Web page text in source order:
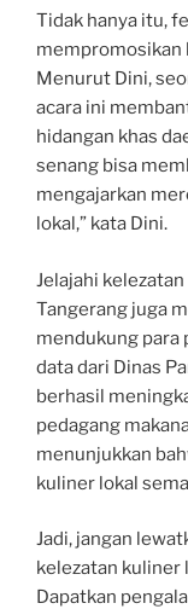
Tidak hanya itu,
mempromosikan
Menurut Dini,
acara ini
hidangan khas
senang bisa
mengajarkan
lokal,” kata Dini.
Jelajahi
Tangerang juga
mendukung para
data dari Dinas
berhasil
pedagang
menunjukkan
kuliner lokal
Jadi, jangan
kelezatan kuliner
Dapatkan